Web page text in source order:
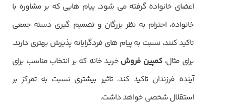
اعضای خانواده گرفته می شود. پیام هایی که بر مشاوره با
خانواده، احترام به نظر بزرگان و تصمیم گیری دسته جمعی
تاکید کنند، نسبت به پیام های فردگرایانه پذیرش بهتری دارند.
برای مثال،کمپین فروش خرید خانه که بر انتخاب مناسب برای
آینده فرزندان تاکید کند، تاثیر بیشتری نسبت به تمرکز بر
استقلال شخصی خواهد داشت.